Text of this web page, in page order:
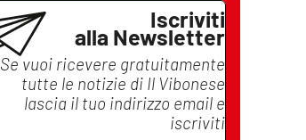
Iscriviti
alla Newsletter
Se vuoi ricevere gratuitamente
tutte le notizie di Il Vibonese
lascia il tuo indirizzo email e
iscriviti